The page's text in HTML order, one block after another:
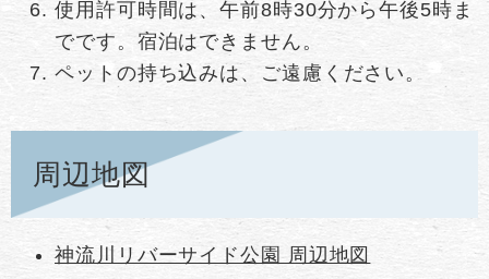
使用許可時間は、午前8時30分から午後5時ま
でです。宿泊はできません。
ペットの持ち込みは、ご遠慮ください。
周辺地図
神流川リバーサイド公園 周辺地図